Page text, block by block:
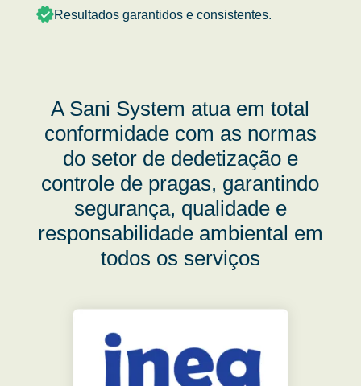
Resultados garantidos e consistentes.
A Sani System atua em total
conformidade com as normas
do setor de dedetização e
controle de pragas, garantindo
segurança, qualidade e
responsabilidade ambiental em
todos os serviços